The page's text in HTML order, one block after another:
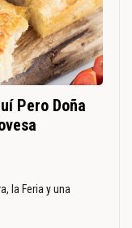
Pero Doña
la Feria y una